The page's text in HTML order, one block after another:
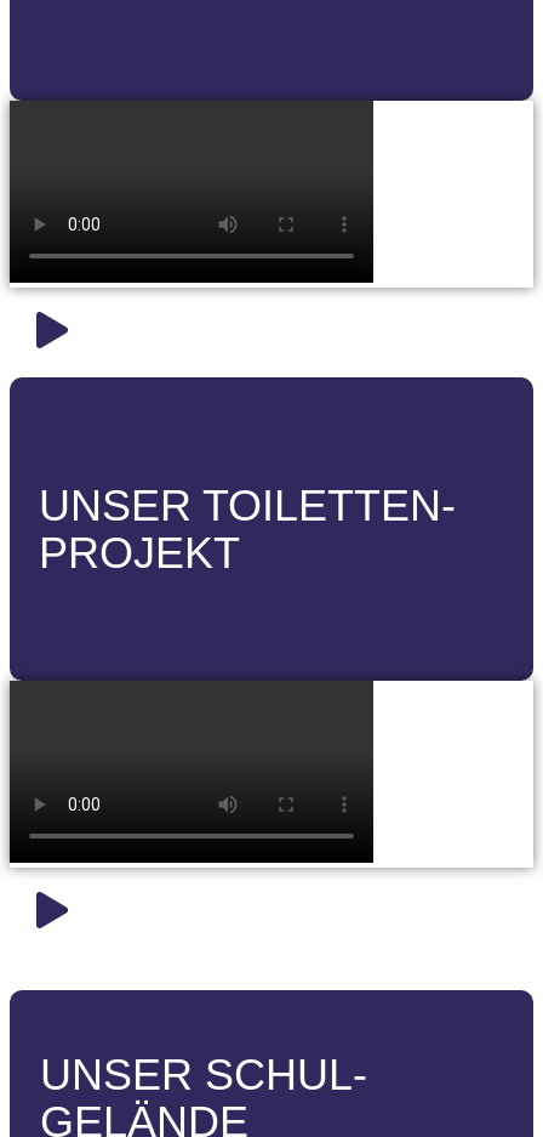
UNSER TOILETTEN-
PROJEKT
UNSER SCHUL­
GELÄNDE